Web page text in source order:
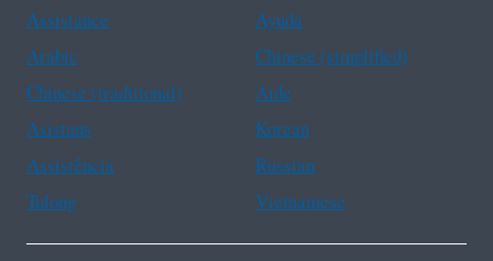
Assistance
Ayuda
Arabic
Chinese (simplified)
Chinese (traditional)
Aide
Asistans
Korean
Assistência
Russian
Tulong
Vietnamese